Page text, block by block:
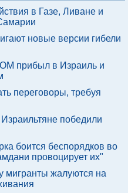
в Газе, Ливане и
новые версии гибели
прибыл в Израиль и
переговоры, требуя
Израильтяне победили
боится беспорядков во
провоцирует их"
мигранты жалуются на